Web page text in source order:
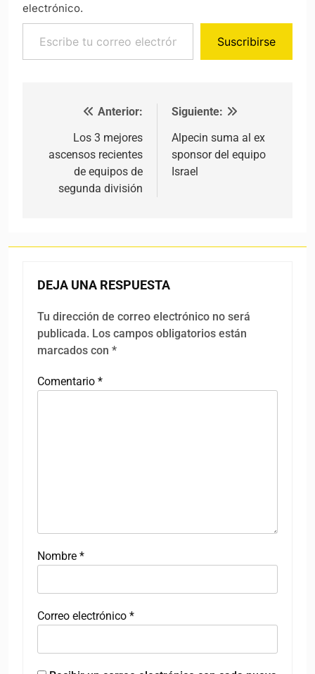
electrónico.
Escribe tu correo electrónico…
Suscribirse
Navegación de entradas
Anterior:
Los 3 mejores
ascensos recientes
de equipos de
segunda división
Siguiente:
Alpecin suma al ex
sponsor del equipo
Israel
DEJA UNA RESPUESTA
Tu dirección de correo electrónico no será
publicada. Los campos obligatorios están
marcados con *
Comentario *
Nombre *
Correo electrónico *